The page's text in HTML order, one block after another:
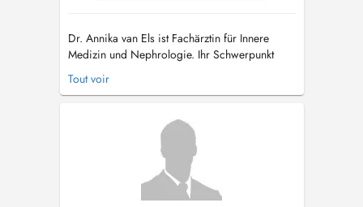
Dr. Annika van Els ist Fachärztin für Innere
Medizin und Nephrologie. Ihr Schwerpunkt
liegt in der umfassenden internistischen
Versorgung von Patienten mit besonderem
Behandlung von Nierenerkrankungen,
Diabetes, Adipositas,
Schilddrüsenfunktionsstörungen, Blut...
Tout voir